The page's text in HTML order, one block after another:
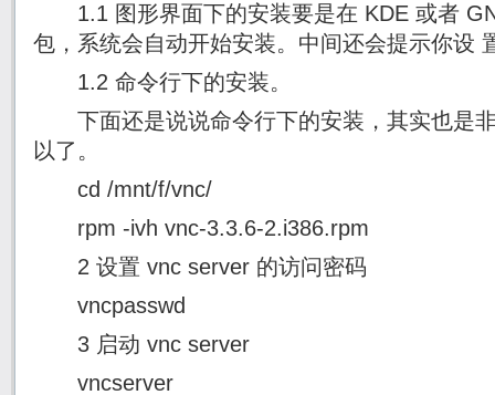
1.1 图形界面下的安装要是在 KDE 或者
包，系统会自动开始安装。中间还会提示你设
1.2 命令行下的安装。
下面还是说说命令行下的安装，其实也是
以了。
cd /mnt/f/vnc/
rpm -ivh vnc-3.3.6-2.i386.rpm
2 设置 vnc server 的访问密码
vncpasswd
3 启动 vnc server
vncserver